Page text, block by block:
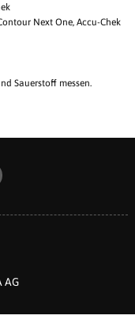
Next One, Accu-Chek
Sauerstoff messen.
AG